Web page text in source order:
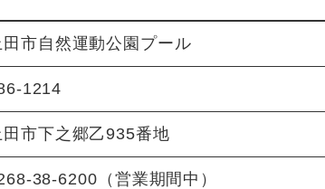
田市自然運動公園プール
1214
田市下之郷乙935番地
38-6200（営業期間中）